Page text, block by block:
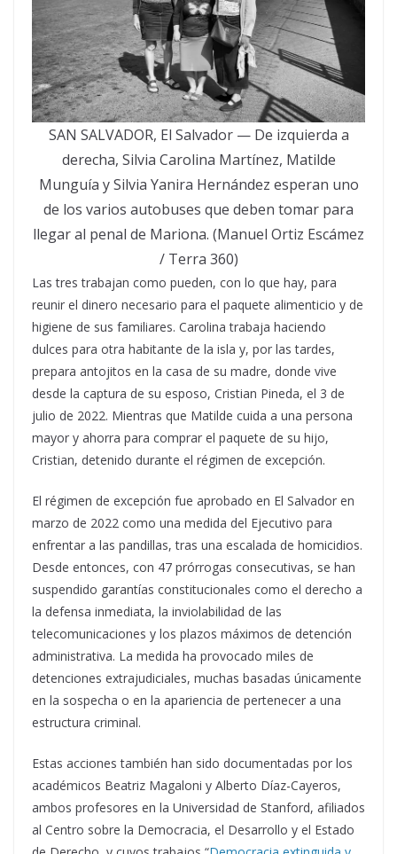
SAN SALVADOR, El Salvador — De izquierda a
derecha, Silvia Carolina Martínez, Matilde
Munguía y Silvia Yanira Hernández esperan uno
de los varios autobuses que deben tomar para
llegar al penal de Mariona. (Manuel Ortiz Escámez
/ Terra 360)
Las tres trabajan como pueden, con lo que hay, para
reunir el dinero necesario para el paquete alimenticio y de
higiene de sus familiares. Carolina trabaja haciendo
dulces para otra habitante de la isla y, por las tardes,
prepara antojitos en la casa de su madre, donde vive
desde la captura de su esposo, Cristian Pineda, el 3 de
julio de 2022. Mientras que Matilde cuida a una persona
mayor y ahorra para comprar el paquete de su hijo,
Cristian, detenido durante el régimen de excepción.
El régimen de excepción fue aprobado en El Salvador en
marzo de 2022 como una medida del Ejecutivo para
enfrentar a las pandillas, tras una escalada de homicidios.
Desde entonces, con 47 prórrogas consecutivas, se han
suspendido garantías constitucionales como el derecho a
la defensa inmediata, la inviolabilidad de las
telecomunicaciones y los plazos máximos de detención
administrativa. La medida ha provocado miles de
detenciones extrajudiciales, muchas basadas únicamente
en la sospecha o en la apariencia de pertenecer a una
estructura criminal.
Estas acciones también han sido documentadas por los
académicos Beatriz Magaloni y Alberto Díaz-Cayeros,
ambos profesores en la Universidad de Stanford, afiliados
al Centro sobre la Democracia, el Desarrollo y el Estado